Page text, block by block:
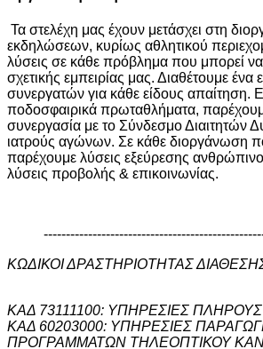
Τα στελέχη μας έχουν μετάσχει στη
εκδηλώσεων, κυρίως αθλητικού
λύσεις σε κάθε πρόβλημα που μπορεί
σχετικής εμπειρίας μας. Διαθέτουμε ένα
συνεργατών για κάθε είδους απαίτηση.
ποδοσφαιρικά πρωταθλήματα,
συνεργασία με το Σύνδεσμο Διαιτητών
ιατρούς αγώνων. Σε κάθε διοργάνωση
παρέχουμε λύσεις εξεύρεσης
λύσεις προβολής & επικοινωνίας.
ΚΩΔΙΚΟΙ ΔΡΑΣΤΗΡΙΟΤΗΤΑΣ
ΚΑΔ 73111100: ΥΠΗΡΕΣΙΕΣ
ΚΑΔ 60203000: ΥΠΗΡΕΣΙΕΣ
ΠΡΟΓΡΑΜΜΑΤΩΝ ΤΗΛΕΟΠΤΙΚΟΥ